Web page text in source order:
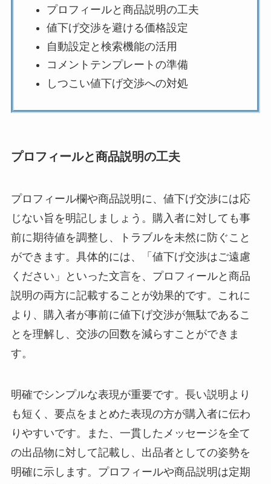
プロフィールと商品説明の工夫
値下げ交渉を避ける価格設定
自動設定と検索機能の活用
コメントテンプレートの準備
しつこい値下げ交渉への対処
プロフィールと商品説明の工夫
プロフィール欄や商品説明に、値下げ交渉には応
じない旨を明記しましょう。購入者に対しても事
前に期待値を調整し、トラブルを未然に防ぐこと
ができます。具体的には、「値下げ交渉はご遠慮
ください」といった文言を、プロフィールと商品
説明の両方に記載することが効果的です。これに
より、購入者が事前に値下げ交渉が無駄であるこ
とを理解し、交渉の回数を減らすことができま
す。
明確でシンプルな表現が重要です。長い説明より
も短く、要点をまとめた表現の方が購入者に伝わ
りやすいです。また、一貫したメッセージを全て
の出品物に対して記載し、出品者としての姿勢を
明確に示します。プロフィールや商品説明は定期